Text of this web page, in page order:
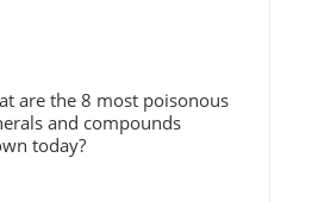
are the 8 most poisonous
and compounds
today?